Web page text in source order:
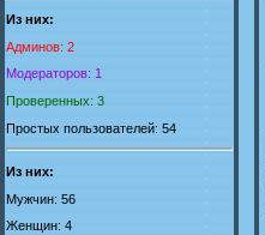
Из них:
Админов: 2
Модераторов: 1
Проверенных: 3
Простых пользователей: 54
Из них:
Мужчин: 56
Женщин: 4